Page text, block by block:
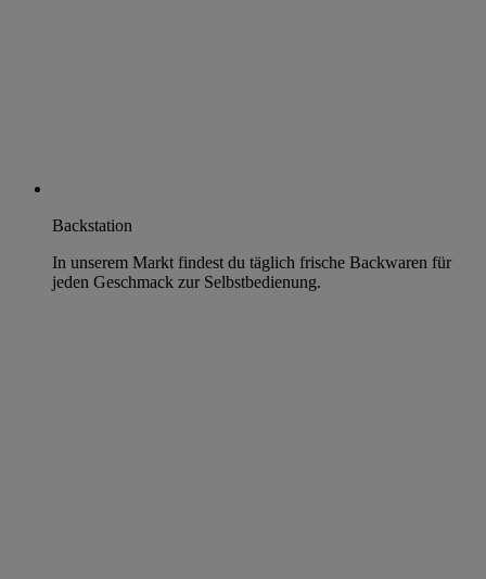
Backstation
In unserem Markt findest du täglich frische Backwaren für
jeden Geschmack zur Selbstbedienung.